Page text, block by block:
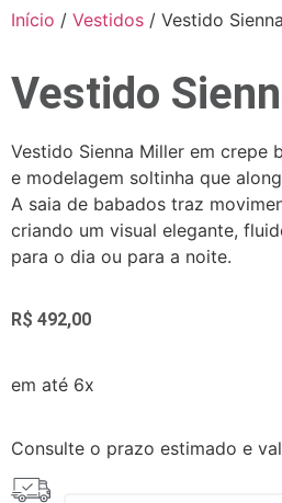
Início / Vestidos / Vestido
Vestido
Vestido Sienna Miller em crepe
e modelagem soltinha que
A saia de babados traz
criando um visual elegante,
para o dia ou para a noite.
R$ 492,00
em até 6x
Consulte o prazo estimado e